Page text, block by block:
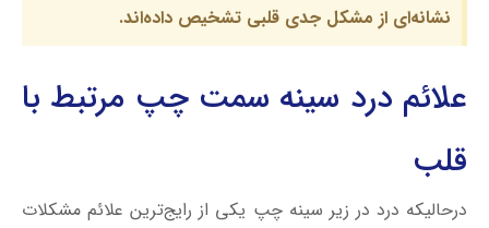
نشانه‌ای از مشکل جدی قلبی تشخیص داده‌اند.
علائم درد سينه سمت چپ مرتبط با
قلب
درحالیکه درد در زیر سینه چپ یکی از رایج‌ترین علائم مشکلات